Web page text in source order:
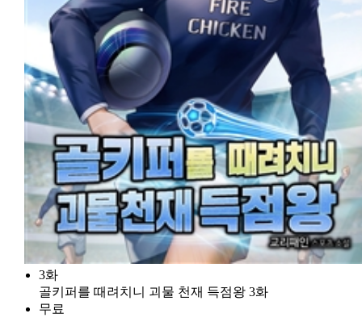
3화
골키퍼를 때려치니 괴물 천재 득점왕 3화
무료